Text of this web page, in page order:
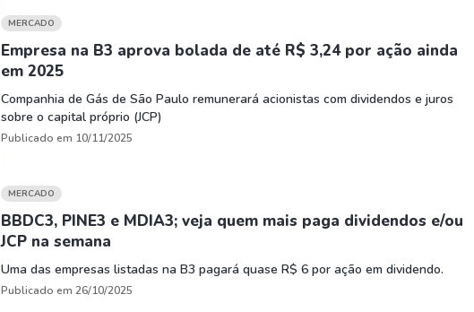
GOLD11
Ver todos
Meta
Ver todos
Solana
Ver todos
MERCADO
Empresa na B3 aprova bolada de até R$ 3,24 por ação ainda
em 2025
Companhia de Gás de São Paulo remunerará acionistas com dividendos e juros
sobre o capital próprio (JCP)
Publicado em 10/11/2025
MERCADO
BBDC3, PINE3 e MDIA3; veja quem mais paga dividendos e/ou
JCP na semana
Uma das empresas listadas na B3 pagará quase R$ 6 por ação em dividendo.
Publicado em 26/10/2025